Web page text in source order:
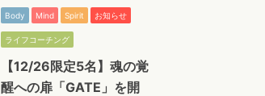
Body Mind Spirit お知らせ
ライフコーチング
【12/26限定5名】魂の覚
醒への扉「GATE」を開